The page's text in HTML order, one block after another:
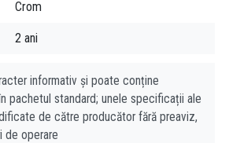
a calcarului
Crom
2 ani
informativ și poate conține
pachetul standard; unele specificații ale
de către producător fără preaviz,
de operare